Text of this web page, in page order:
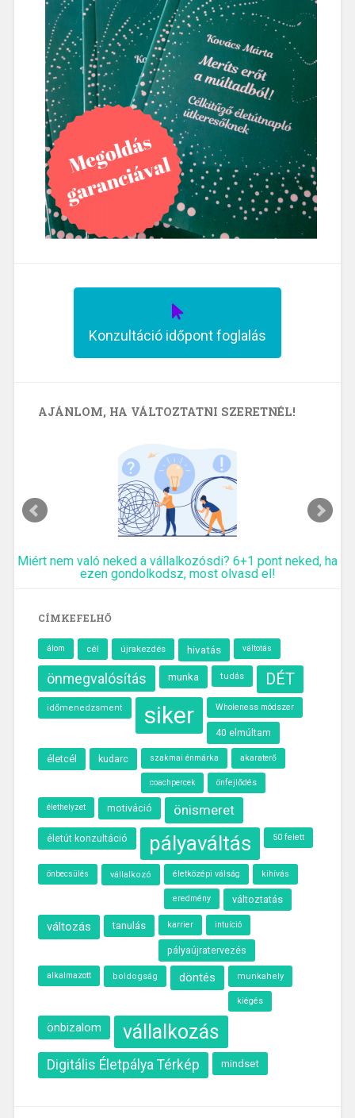
Konzultáció időpont foglalás
AJÁNLOM, HA VÁLTOZTATNI SZERETNÉL!
Miért nem való neked a vállalkozósdi? 6+1 pont neked, ha
ezen gondolkodsz, most olvasd el!
CÍMKEFELHŐ
álom cél újrakezdés hivatás váltotás
önmegvalósítás munka tudás DÉT
időmenedzsment siker Wholeness módszer
40 elmúltam
életcél kudarc szakmai énmárka akaraterő
coachpercek önfejlődés
élethelyzet motiváció önismeret
életút konzultáció pályaváltás 50 felett
önbecsülés vállalkozó életközépi válság kihívás
eredmény változtatás
változás tanulás karrier intuíció
pályaújratervezés
alkalmazott boldogság döntés munkahely
kiégés
önbizalom vállalkozás
Digitális Életpálya Térkép mindset